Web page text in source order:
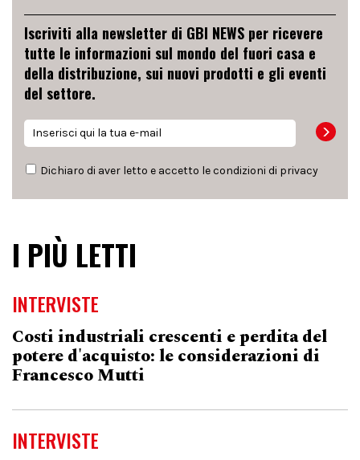
Iscriviti alla newsletter di GBI NEWS per ricevere
tutte le informazioni sul mondo del fuori casa e
della distribuzione, sui nuovi prodotti e gli eventi
del settore.
Dichiaro di aver letto e accetto le condizioni di privacy
I PIÙ LETTI
INTERVISTE
Costi industriali crescenti e perdita del
potere d'acquisto: le considerazioni di
Francesco Mutti
INTERVISTE